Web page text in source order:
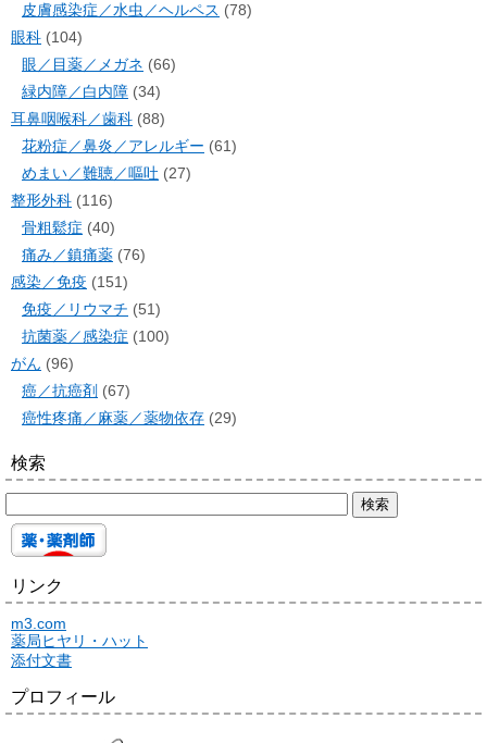
皮膚感染症／水虫／ヘルペス (78)
眼科 (104)
眼／目薬／メガネ (66)
緑内障／白内障 (34)
耳鼻咽喉科／歯科 (88)
花粉症／鼻炎／アレルギー (61)
めまい／難聴／嘔吐 (27)
整形外科 (116)
骨粗鬆症 (40)
痛み／鎮痛薬 (76)
感染／免疫 (151)
免疫／リウマチ (51)
抗菌薬／感染症 (100)
がん (96)
癌／抗癌剤 (67)
癌性疼痛／麻薬／薬物依存 (29)
検索
リンク
m3.com
薬局ヒヤリ・ハット
添付文書
プロフィール